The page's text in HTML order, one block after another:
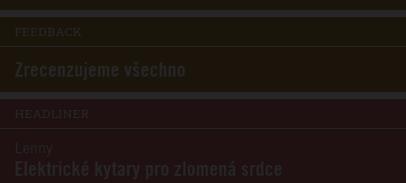
FEEDBACK
Zrecenzujeme všechno